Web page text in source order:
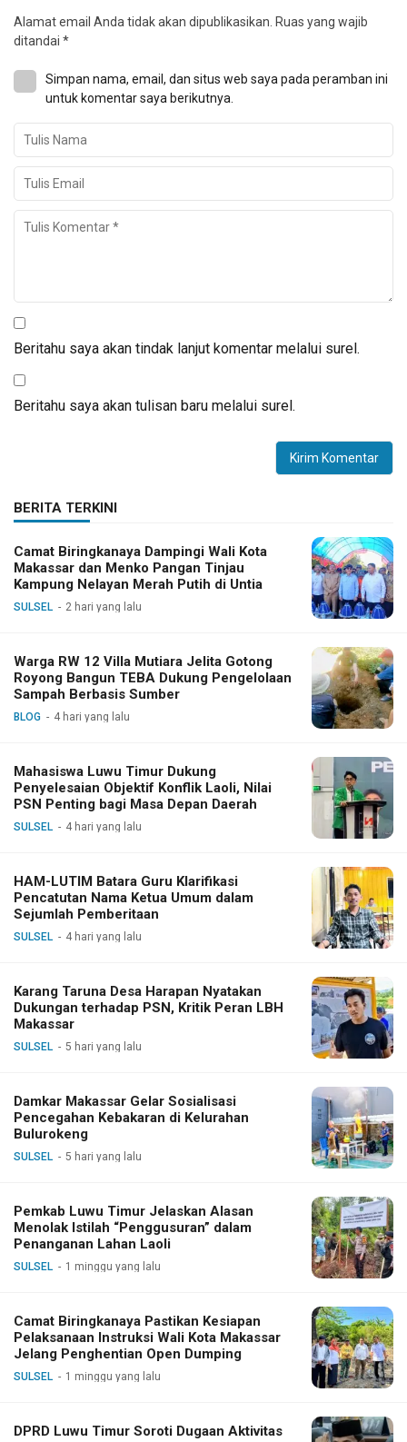
Alamat email Anda tidak akan dipublikasikan. Ruas yang wajib
ditandai *
Simpan nama, email, dan situs web saya pada peramban ini
untuk komentar saya berikutnya.
Beritahu saya akan tindak lanjut komentar melalui surel.
Beritahu saya akan tulisan baru melalui surel.
BERITA TERKINI
Camat Biringkanaya Dampingi Wali Kota
Makassar dan Menko Pangan Tinjau
Kampung Nelayan Merah Putih di Untia
SULSEL 2 hari yang lalu
Warga RW 12 Villa Mutiara Jelita Gotong
Royong Bangun TEBA Dukung Pengelolaan
Sampah Berbasis Sumber
BLOG 4 hari yang lalu
Mahasiswa Luwu Timur Dukung
Penyelesaian Objektif Konflik Laoli, Nilai
PSN Penting bagi Masa Depan Daerah
SULSEL 4 hari yang lalu
HAM-LUTIM Batara Guru Klarifikasi
Pencatutan Nama Ketua Umum dalam
Sejumlah Pemberitaan
SULSEL 4 hari yang lalu
Karang Taruna Desa Harapan Nyatakan
Dukungan terhadap PSN, Kritik Peran LBH
Makassar
SULSEL 5 hari yang lalu
Damkar Makassar Gelar Sosialisasi
Pencegahan Kebakaran di Kelurahan
Bulurokeng
SULSEL 5 hari yang lalu
Pemkab Luwu Timur Jelaskan Alasan
Menolak Istilah “Penggusuran” dalam
Penanganan Lahan Laoli
SULSEL 1 minggu yang lalu
Camat Biringkanaya Pastikan Kesiapan
Pelaksanaan Instruksi Wali Kota Makassar
Jelang Penghentian Open Dumping
SULSEL 1 minggu yang lalu
DPRD Luwu Timur Soroti Dugaan Aktivitas